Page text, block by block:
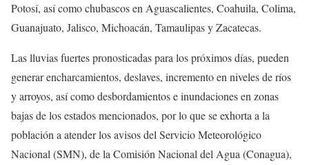
Potosí, así como chubascos en Aguascalientes, Coahuila, Colima,
Guanajuato, Jalisco, Michoacán, Tamaulipas y Zacatecas.
Las lluvias fuertes pronosticadas para los próximos días, pueden
generar encharcamientos, deslaves, incremento en niveles de ríos
y arroyos, así como desbordamientos e inundaciones en zonas
bajas de los estados mencionados, por lo que se exhorta a la
población a atender los avisos del Servicio Meteorológico
Nacional (SMN), de la Comisión Nacional del Agua (Conagua),